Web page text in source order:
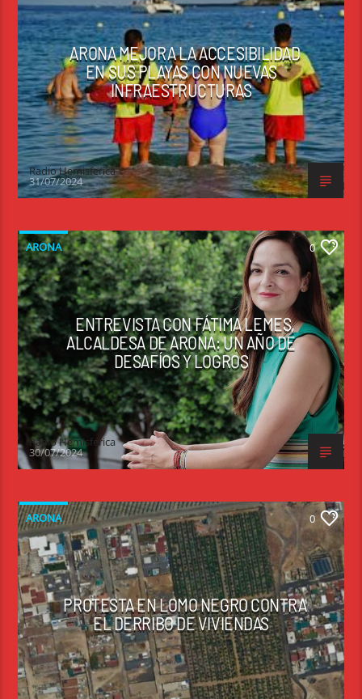
ARONA MEJORA LA ACCESIBILIDAD
EN SUS PLAYAS CON NUEVAS
INFRAESTRUCTURAS
Radio Hemisferica
31/07/2024
ARONA 0
ENTREVISTA CON FÁTIMA LEMES,
ALCALDESA DE ARONA: UN AÑO DE
DESAFÍOS Y LOGROS
Radio Hemisferica
30/07/2024
ARONA 0
PROTESTA EN LOMO NEGRO CONTRA
EL DERRIBO DE VIVIENDAS